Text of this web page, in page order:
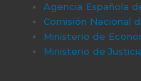
Agencia Española
Comisión Nacional
Ministerio de
Ministerio de